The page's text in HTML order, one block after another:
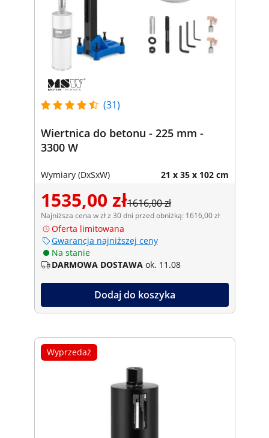
(31)
Wiertnica do betonu - 225 mm -
3300 W
Wymiary (DxSxW) 21 x 35 x 102 cm
1535,00 zł1616,00 zł
Najniższa cena w zł z 30 dni przed obniżką: 1616,00 zł
Oferta limitowana
Gwarancja najniższej ceny
Na stanie
DARMOWA DOSTAWA ok. 11.08
Dodaj do koszyka
Wyprzedaż